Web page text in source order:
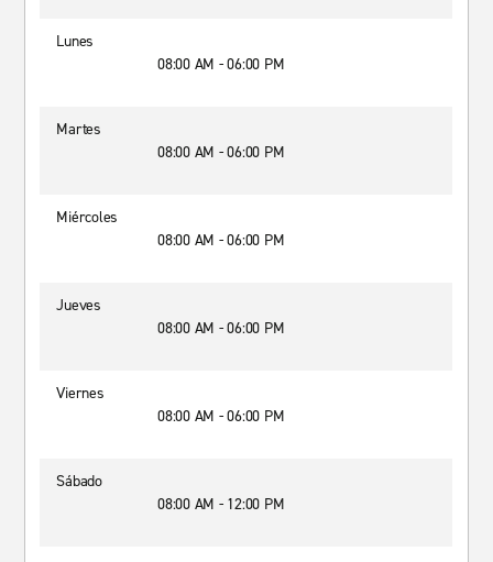
Lunes
08:00 AM - 06:00 PM
Martes
08:00 AM - 06:00 PM
Miércoles
08:00 AM - 06:00 PM
Jueves
08:00 AM - 06:00 PM
Viernes
08:00 AM - 06:00 PM
Sábado
08:00 AM - 12:00 PM